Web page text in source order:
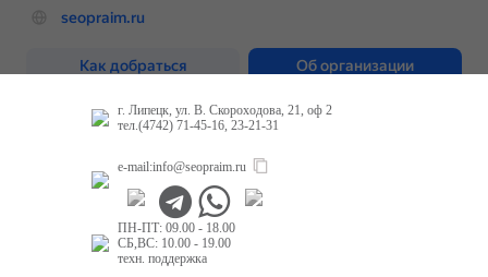
г. Липецк, ул. В. Скороходова, 21, оф 2
тел.(4742) 71-45-16, 23-21-31
e-mail:info@seopraim.ru
ПН-ПТ: 09.00 - 18.00
СБ,ВС: 10.00 - 19.00
техн. поддержка